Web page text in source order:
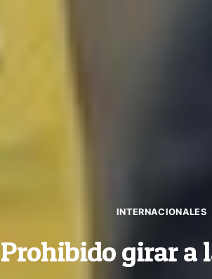
INTERNACIONALES
Prohibido girar a